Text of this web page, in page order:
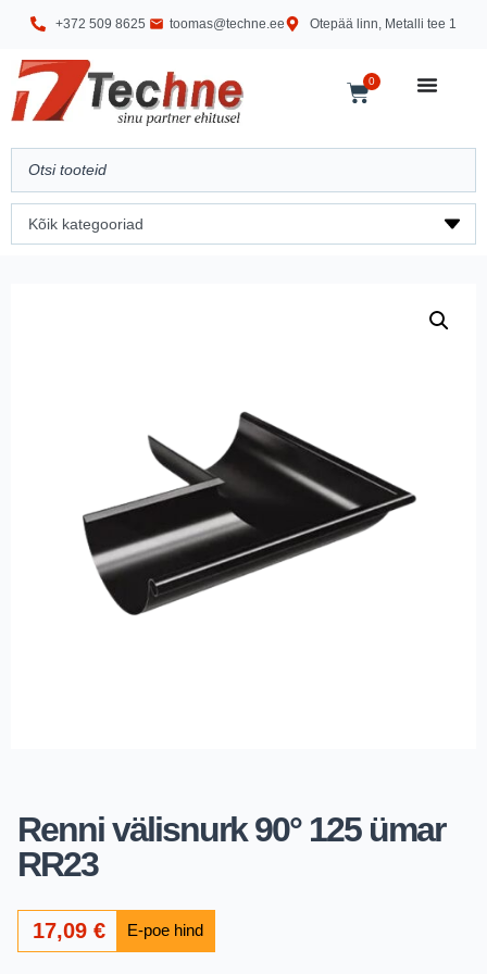
+372 509 8625 toomas@techne.ee Otepää linn, Metalli tee 1
0
Renni välisnurk 90° 125 ümar
RR23
17,09€